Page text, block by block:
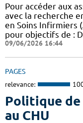
Pour accéder aux
avec la recherche
en Soins Infirmiers
pour objectifs de :
09/06/2026 16:44
PAGES
relevance:
Politique de
au CHU